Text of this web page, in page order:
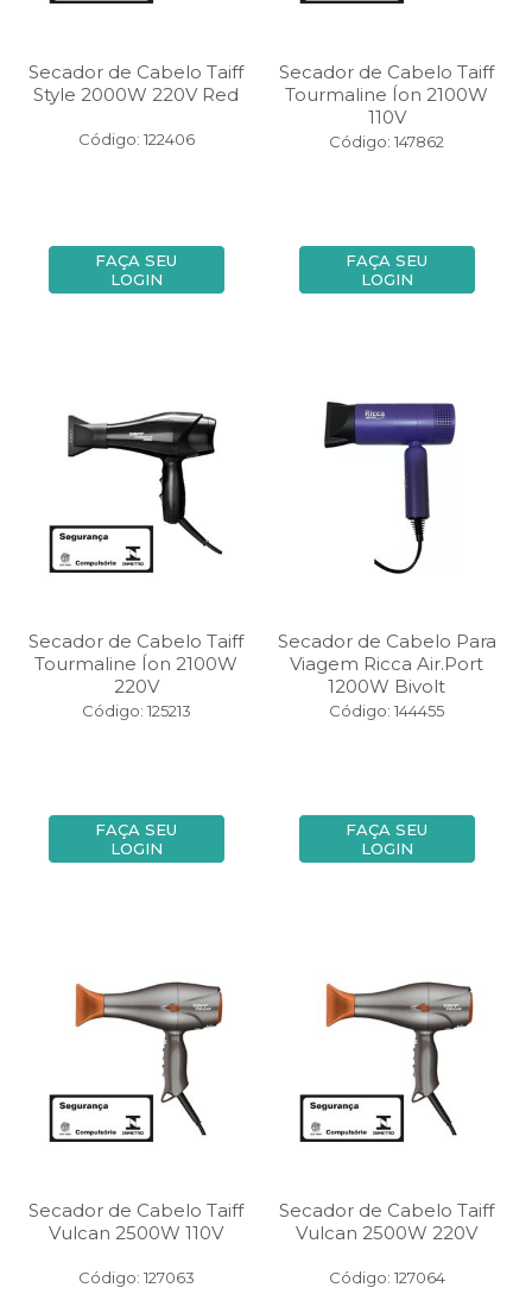
Secador de Cabelo Taiff
Style 2000W 220V Red
Código: 122406
FAÇA SEU
LOGIN
Secador de Cabelo Taiff
Tourmaline Íon 2100W
110V
Código: 147862
FAÇA SEU
LOGIN
Secador de Cabelo Taiff
Tourmaline Íon 2100W
220V
Código: 125213
FAÇA SEU
LOGIN
Secador de Cabelo Para
Viagem Ricca Air.Port
1200W Bivolt
Código: 144455
FAÇA SEU
LOGIN
Secador de Cabelo Taiff
Vulcan 2500W 110V
Código: 127063
Secador de Cabelo Taiff
Vulcan 2500W 220V
Código: 127064